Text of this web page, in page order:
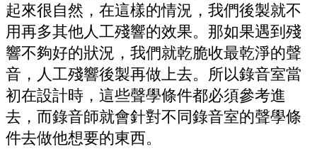
起來很自然，在這樣的情況，我們後製就不
用再多其他人工殘響的效果。那如果遇到殘
響不夠好的狀況，我們就乾脆收最乾淨的聲
音，人工殘響後製再做上去。所以錄音室當
初在設計時，這些聲學條件都必須參考進
去，而錄音師就會針對不同錄音室的聲學條
件去做他想要的東西。